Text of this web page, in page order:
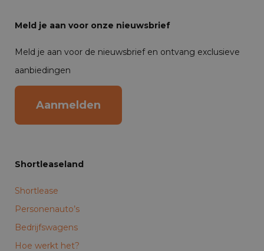
Meld je aan voor onze nieuwsbrief
Meld je aan voor de nieuwsbrief en ontvang exclusieve
aanbiedingen
Aanmelden
Shortleaseland
Shortlease
Personenauto’s
Bedrijfswagens
Hoe werkt het?